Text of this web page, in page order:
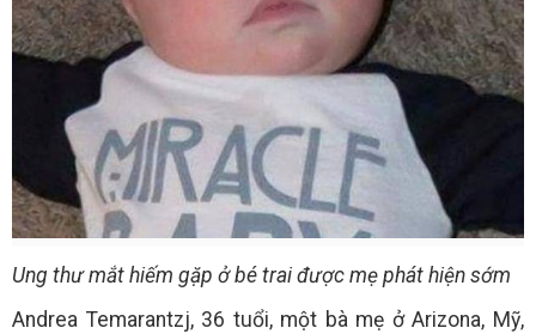
Ung thư mắt hiếm gặp ở bé trai được mẹ phát hiện sớm
Andrea Temarantzj, 36 tuổi, một bà mẹ ở Arizona, Mỹ,